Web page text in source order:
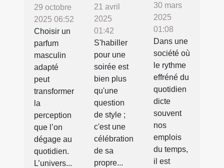
29 octobre
2025 06:52
Choisir un
parfum
masculin
adapté
peut
transformer
la
perception
que l’on
dégage au
quotidien.
L’univers...
21 avril
2025
01:42
S'habiller
pour une
soirée est
bien plus
qu'une
question
de style ;
c'est une
célébration
de sa
propre...
30 mars
2025
01:08
Dans une
société où
le rythme
effréné du
quotidien
dicte
souvent
nos
emplois
du temps,
il est